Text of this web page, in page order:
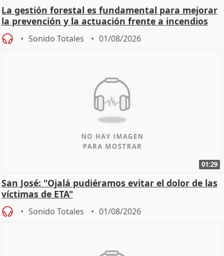
La gestión forestal es fundamental para mejorar
la prevención y la actuación frente a incendios
Sonido Totales 01/08/2026
01:29
San José: "Ojalá pudiéramos evitar el dolor de las
víctimas de ETA"
Sonido Totales 01/08/2026